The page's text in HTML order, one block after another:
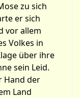
zu sich
er sich
vor allem
Volkes in
über ihre
sein Leid.
Hand der
Land